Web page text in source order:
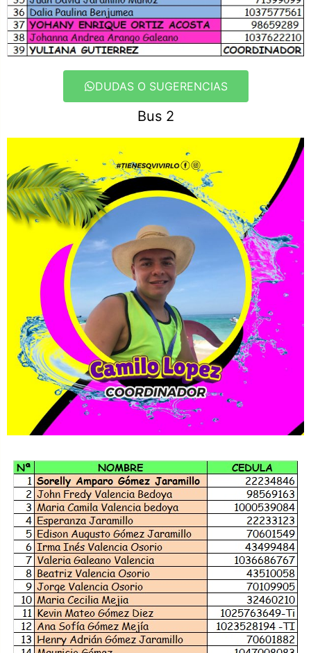
DUDAS O SUGERENCIAS
Bus 2